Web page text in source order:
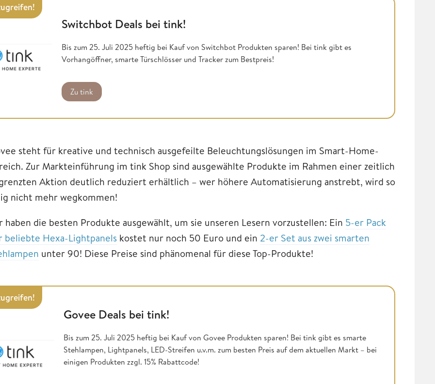
Switchbot Deals bei tink!
Bis zum 25. Juli 2025 heftig bei Kauf von Switchbot Produkten sparen! Bei tink gibt es
Vorhangöffner, smarte Türschlösser und Tracker zum Bestpreis!
Zu tink
steht für kreative und technisch ausgefeilte Beleuchtungslösungen im Smart-Home-
Zur Markteinführung im tink Shop sind ausgewählte Produkte im Rahmen einer zeitlich
Aktion deutlich reduziert erhältlich – wer höhere Automatisierung anstrebt, wird so
nicht mehr wegkommen!
haben die besten Produkte ausgewählt, um sie unseren Lesern vorzustellen: Ein 5-er Pack
beliebte Hexa-Lightpanels kostet nur noch 50 Euro und ein 2-er Set aus zwei smarten
unter 90! Diese Preise sind phänomenal für diese Top-Produkte!
Govee Deals bei tink!
Bis zum 25. Juli 2025 heftig bei Kauf von Govee Produkten sparen! Bei tink gibt es smarte
Stehlampen, Lightpanels, LED-Streifen u.v.m. zum besten Preis auf dem aktuellen Markt – bei
einigen Produkten zzgl. 15% Rabattcode!